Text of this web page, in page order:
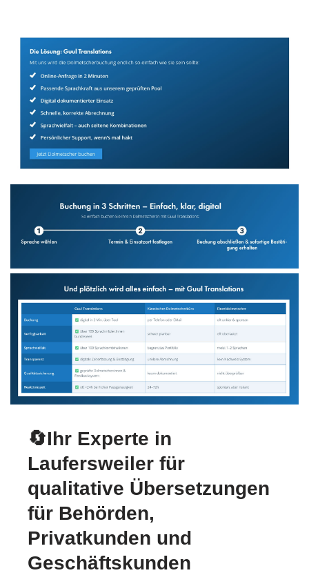
🔄Ihr Experte in
Laufersweiler für
qualitative Übersetzungen
für Behörden,
Privatkunden und
Geschäftskunden